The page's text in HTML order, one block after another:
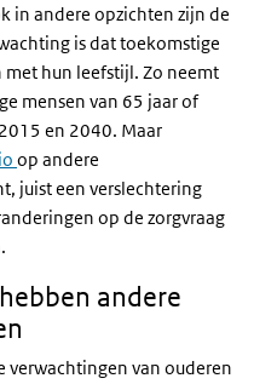
mensen met
in andere opzichten zijn de
is dat toekomstige
met hun leefstijl. Zo neemt
mensen van 65 jaar of
en 2040. Maar
op andere
juist een verslechtering
op de zorgvraag
andere
verwachtingen van ouderen